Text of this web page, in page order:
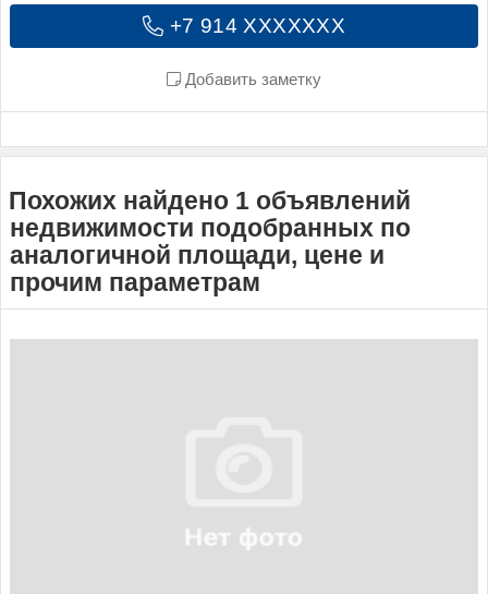
+7 914 XXXXXXX
Добавить заметку
Похожих найдено 1 объявлений
недвижимости подобранных по
аналогичной площади, цене и
прочим параметрам